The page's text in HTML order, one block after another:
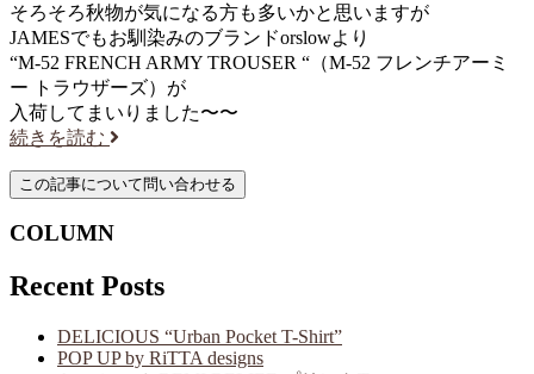
そろそろ秋物が気になる方も多いかと思いますが
JAMESでもお馴染みのブランドorslowより
“M-52 FRENCH ARMY TROUSER “（M-52 フレンチアーミ
ー トラウザーズ）が
入荷してまいりました〜〜
続きを読む
COLUMN
Recent Posts
DELICIOUS “Urban Pocket T-Shirt”
POP UP by RiTTA designs